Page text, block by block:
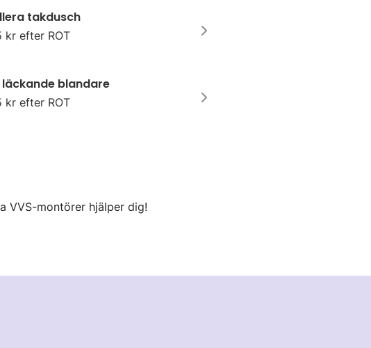
takdusch
kr efter ROT
läckande blandare
kr efter ROT
VVS-montörer hjälper dig!